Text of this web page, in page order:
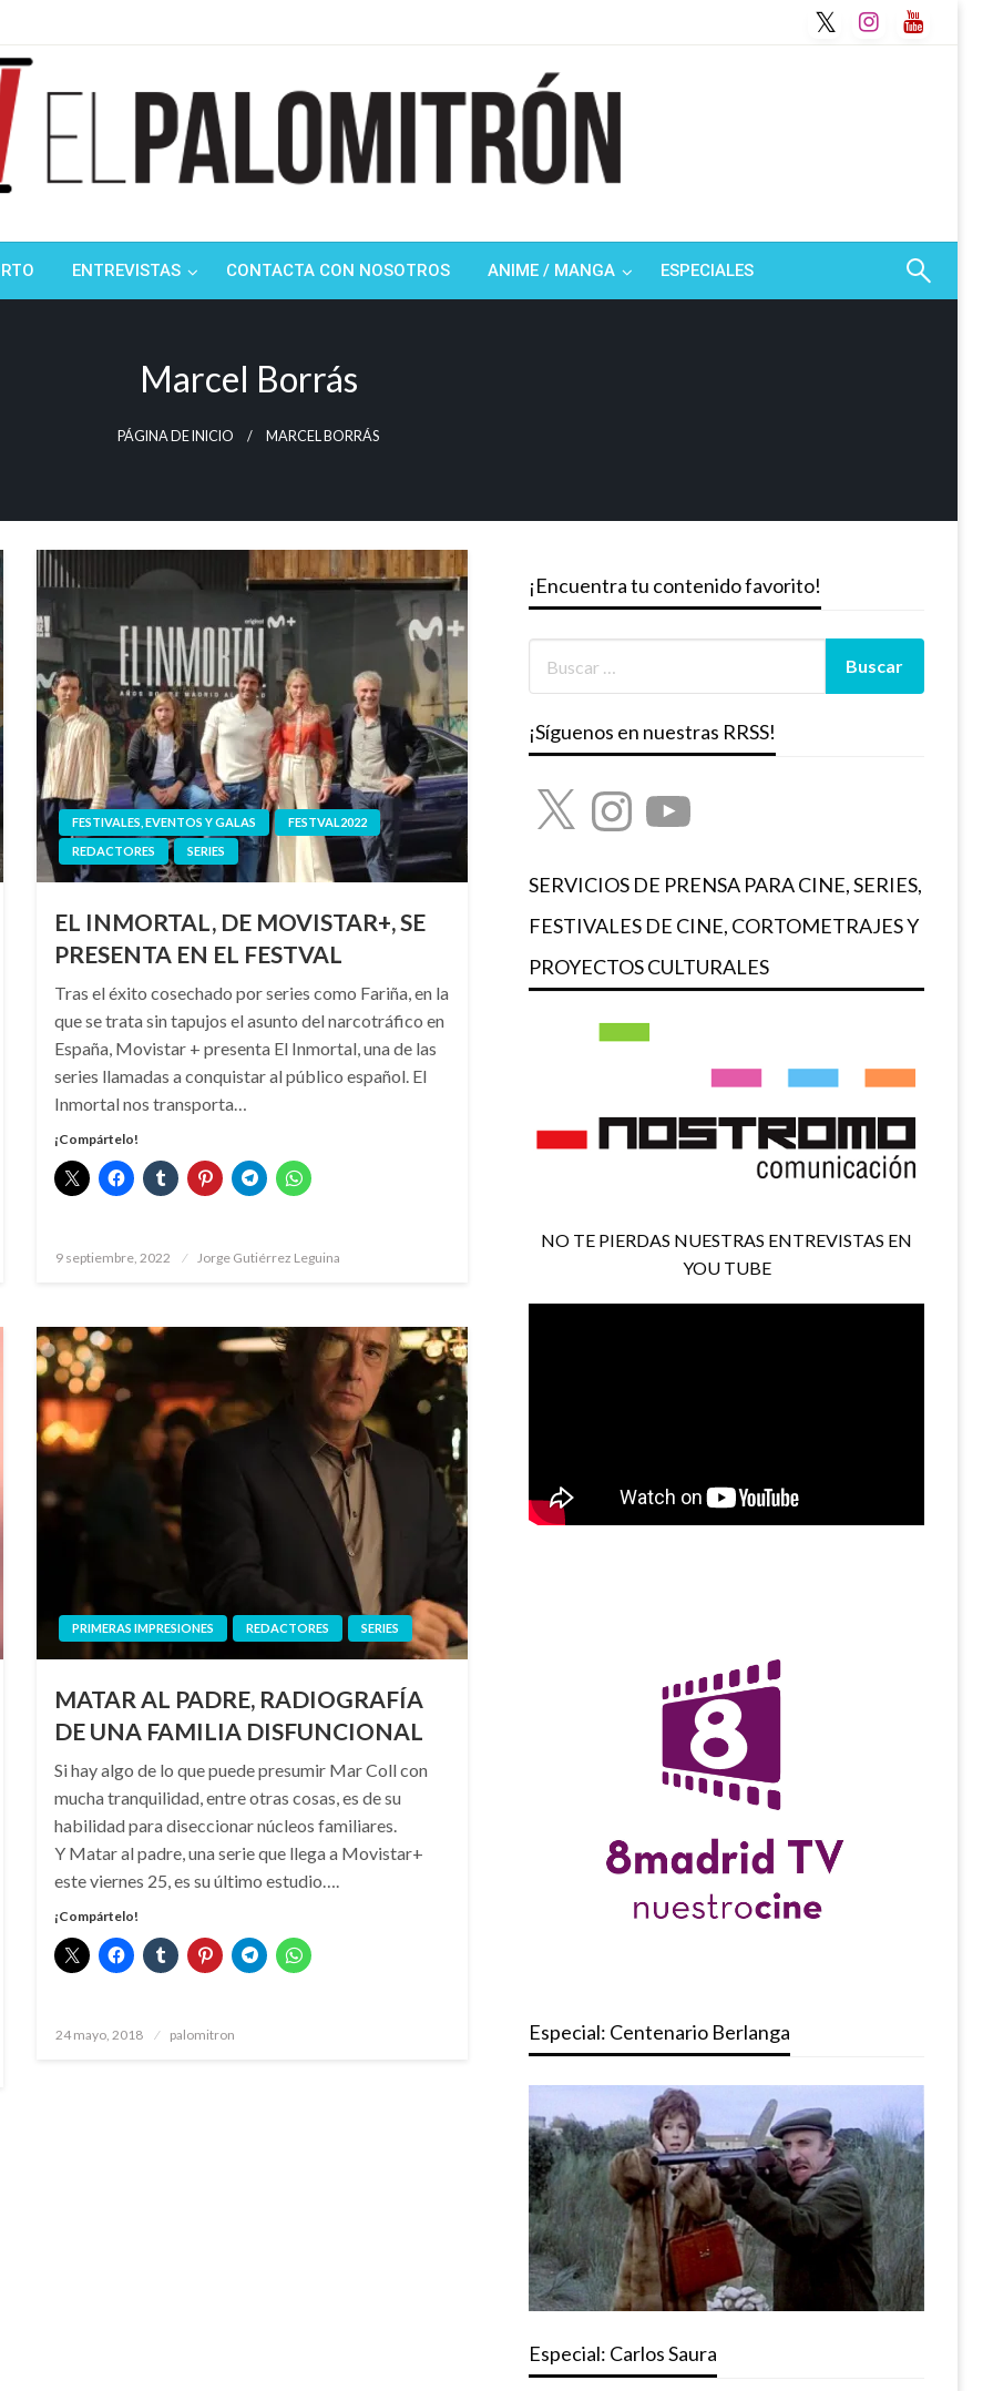
ENTREVISTAS CONTACTA CON NOSOTROS ANIME / MANGA ESPECIALES
Marcel Borrás
PÁGINA DE INICIO MARCEL BORRÁS
FESTIVALES, EVENTOS Y GALAS
FESTVAL2022
REDACTORES
SERIES
EL INMORTAL, DE MOVISTAR+, SE
PRESENTA EN EL FESTVAL
Tras el éxito cosechado por series como Fariña, en la
que se trata sin tapujos el asunto del narcotráfico en
España, Movistar + presenta El Inmortal, una de las
series llamadas a conquistar al público español. El
Inmortal nos transporta…
¡Compártelo!
Publicado
9 septiembre, 2022 Jorge Gutiérrez Leguina
PRIMERAS IMPRESIONES REDACTORES SERIES
MATAR AL PADRE, RADIOGRAFÍA
DE UNA FAMILIA DISFUNCIONAL
Si hay algo de lo que puede presumir Mar Coll con
mucha tranquilidad, entre otras cosas, es de su
habilidad para diseccionar núcleos familiares.
Y Matar al padre, una serie que llega a Movistar+
este viernes 25, es su último estudio….
¡Compártelo!
Publicado
24 mayo, 2018 palomitron
¡Encuentra tu contenido favorito!
¡Síguenos en nuestras RRSS!
X InstagramYouTube
SERVICIOS DE PRENSA PARA CINE, SERIES,
FESTIVALES DE CINE, CORTOMETRAJES Y
PROYECTOS CULTURALES
NO TE PIERDAS NUESTRAS ENTREVISTAS EN
YOU TUBE
Especial: Centenario Berlanga
Especial: Carlos Saura